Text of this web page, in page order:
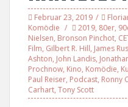
Februar 23, 2019
Komödie
2019, 80er,
Nielsen, Bronson Pinchot,
Film, Gilbert R. Hill, James
Ashton, John Landis,
Prochnow, Kino, Komödie,
Paul Reiser, Podcast, Ronny
Carhart, Tony Scott